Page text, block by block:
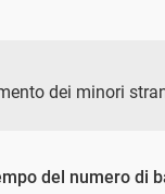
dei minori
del numero di